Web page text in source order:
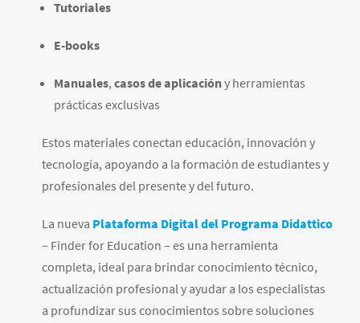
Tutoriales
E-books
Manuales, casos de aplicacióny herramientas
prácticas exclusivas
Estos materiales conectan educación, innovación y
tecnología, apoyando a la formación de estudiantes y
profesionales del presente y del futuro.
La nueva Plataforma Digital del Programa Didattico
– Finder for Education – es una herramienta
completa, ideal para brindar conocimiento técnico,
actualización profesional y ayudar a los especialistas
a profundizar sus conocimientos sobre soluciones